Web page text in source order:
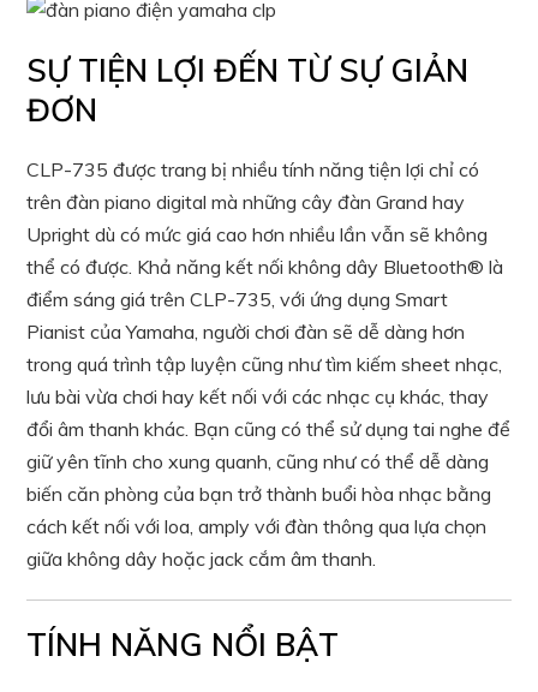
SỰ TIỆN LỢI ĐẾN TỪ SỰ GIẢN
ĐƠN
CLP-735 được trang bị nhiều tính năng tiện lợi chỉ có
trên đàn piano digital mà những cây đàn Grand hay
Upright dù có mức giá cao hơn nhiều lần vẫn sẽ không
thể có được. Khả năng kết nối không dây Bluetooth® là
điểm sáng giá trên CLP-735, với ứng dụng Smart
Pianist của Yamaha, người chơi đàn sẽ dễ dàng hơn
trong quá trình tập luyện cũng như tìm kiếm sheet nhạc,
lưu bài vừa chơi hay kết nối với các nhạc cụ khác, thay
đổi âm thanh khác. Bạn cũng có thể sử dụng tai nghe để
giữ yên tĩnh cho xung quanh, cũng như có thể dễ dàng
biến căn phòng của bạn trở thành buổi hòa nhạc bằng
cách kết nối với loa, amply với đàn thông qua lựa chọn
giữa không dây hoặc jack cắm âm thanh.
TÍNH NĂNG NỔI BẬT